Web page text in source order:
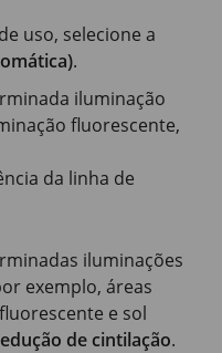
uso, selecione a
.
iluminação
fluorescente,
da linha de
iluminações
exemplo, áreas
e sol
de cintilação.